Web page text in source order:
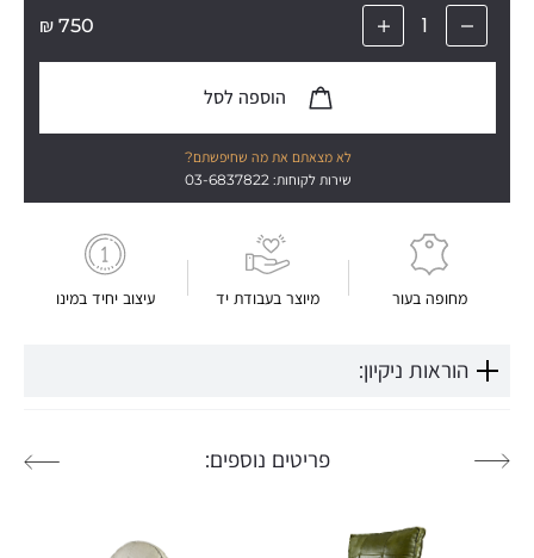
מחופה בעור מיוצר בעבודת יד עיצוב יחיד במינו
750
₪
לא מצאתם את מה שחיפשתם?
שירות לקוחות: 03-6837822
הוראות ניקיון:
פריטים נוספים: